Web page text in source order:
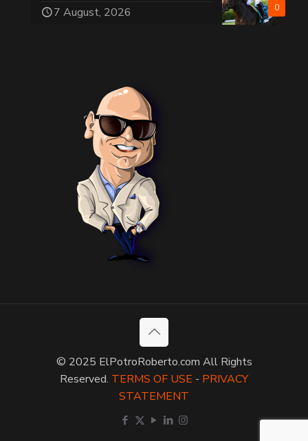
0
7 August, 2026
© 2025 ElPotroRoberto.com All Rights
Reserved. TERMS OF USE - PRIVACY
STATEMENT